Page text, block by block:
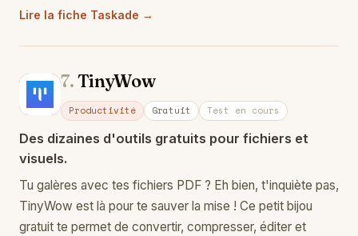
Lire la fiche Taskade →
Ti
7.TinyWow
Productivité Gratuit Test en cours
Des dizaines d'outils gratuits pour fichiers et
visuels.
Tu galères avec tes fichiers PDF ? Eh bien, t'inquiète pas,
TinyWow est là pour te sauver la mise ! Ce petit bijou
gratuit te permet de convertir, compresser, éditer et